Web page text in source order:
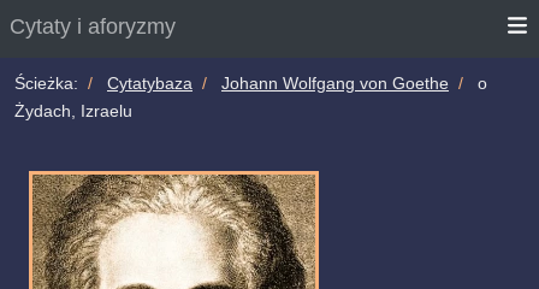
Cytaty i aforyzmy
Ścieżka: Cytatybaza Johann Wolfgang von Goethe
o
Żydach, Izraelu